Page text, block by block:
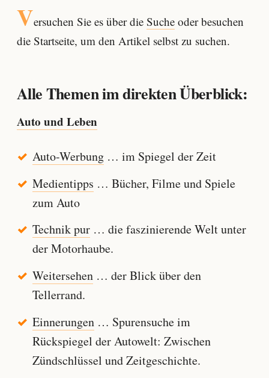
Versuchen Sie es über die Sucheoder besuchen
die Startseite, um den Artikel selbst zu suchen.
Alle Themen im direkten Überblick:
Auto und Leben
Auto-Werbung… im Spiegel der Zeit
Medientipps … Bücher, Filme und Spiele
zum Auto
Technik pur… die faszinierende Welt unter
der Motorhaube.
Weitersehen… der Blick über den
Tellerrand.
Einnerungen… Spurensuche im
Rückspiegel der Autowelt: Zwischen
Zündschlüssel und Zeitgeschichte.